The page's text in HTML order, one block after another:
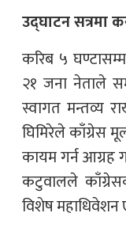
उद्घाटन
करिब ५
२१ जना नेताले
स्वागत मन्तव्य
घिमिरेले काँग्रेस
कायम गर्न आग्रह
कटुवालले
विशेष महाधिवेशन